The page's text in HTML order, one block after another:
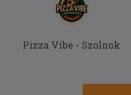
Pizza Vibe - Szolnok